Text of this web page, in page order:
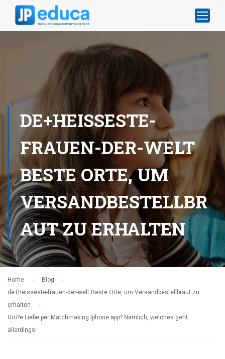
DE+HEISSESTE-
FRAUEN-DER-WELT
BESTE ORTE, UM
VERSANDBESTELLBR
AUT ZU ERHALTEN
Home
Blog
de+heisseste-frauen-der-welt Beste Orte, um Versandbestellbraut zu
erhalten
Gro?e Liebe per Matchmaking Iphone app? Namlich, welches geht
allerdings!